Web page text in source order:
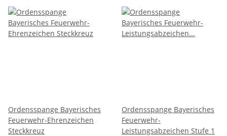
Ordensspange Bayerisches
Feuerwehr-Ehrenzeichen
Steckkreuz
Ordensspange Bayerisches
Feuerwehr-
Leistungsabzeichen Stufe 1